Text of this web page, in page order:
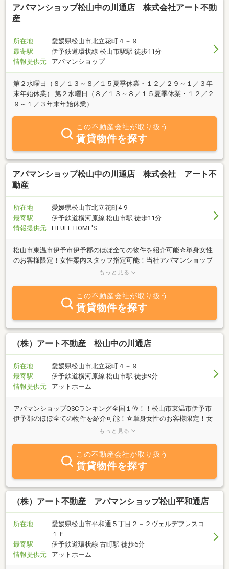
アパマンショップ松山中の川通店 株式会社アート不動
産
所在地
愛媛県松山市北立花町４－９
最寄駅
伊予鉄道環状線 松山市駅駅 徒歩11分
情報提供元
アパマンショップ
第２水曜日（８／１３～８／１５夏季休業・１２／２９～１／３年
末年始休業） 第２水曜日（８／１３～８／１５夏季休業・１２／２
９～１／３年末年始休業）
この不動産会社が取り扱う
賃貸物件を探す
アパマンショップ松山中の川通店 株式会社 アート不
動産
所在地
愛媛県松山市北立花町4-9
最寄駅
伊予鉄道横河原線 松山市駅 徒歩11分
情報提供元
LIFULL HOME'S
松山市東温市伊予市伊予郡のほぼ全ての物件を紹介可能☆単身女性
のお客様限定！女性案内スタッフ指定可能！当社アパマンショップ
QSCランキング全国１位獲得☆初期費用５万円以下物件、引越無料
もっと見る
この不動産会社が取り扱う
賃貸物件を探す
（株）アート不動産 松山中の川通店
所在地
愛媛県松山市北立花町４－９
最寄駅
伊予鉄道横河原線 松山市駅 徒歩9分
情報提供元
アットホーム
アパマンショップQSCランキング全国１位！！松山市東温市伊予市
伊予郡のほぼ全ての物件を紹介可能！☆単身女性のお客様限定！女
性案内スタッフ指定可能！☆初期費用５万円以下物件、引越無料物
もっと見る
この不動産会社が取り扱う
賃貸物件を探す
（株）アート不動産 アパマンショップ松山平和通店
所在地
愛媛県松山市平和通５丁目２－２ヴェルデフレスコ
１Ｆ
最寄駅
伊予鉄道環状線 古町駅 徒歩6分
情報提供元
アットホーム